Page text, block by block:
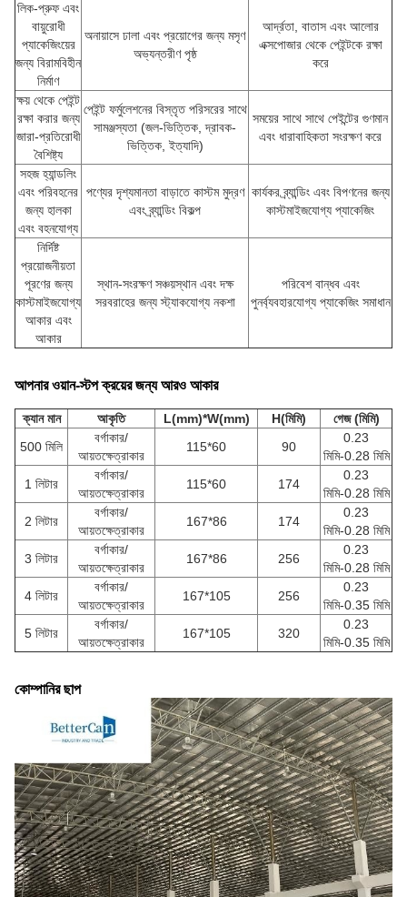
লিক-প্রুফ এবং
বায়ুরোধী
প্যাকেজিংয়ের
জন্য বিরামবিহীন
নির্মাণ
অনায়াসে ঢালা এবং প্রয়োগের জন্য মসৃণ
অভ্যন্তরীণ পৃষ্ঠ
আর্দ্রতা, বাতাস এবং আলোর
এক্সপোজার থেকে পেইন্টকে রক্ষা
করে
ক্ষয় থেকে পেইন্ট
রক্ষা করার জন্য
জারা-প্রতিরোধী
বৈশিষ্ট্য
পেইন্ট ফর্মুলেশনের বিস্তৃত পরিসরের সাথে
সামঞ্জস্যতা (জল-ভিত্তিক, দ্রাবক-
ভিত্তিক, ইত্যাদি)
সময়ের সাথে সাথে পেইন্টের গুণমান
এবং ধারাবাহিকতা সংরক্ষণ করে
সহজ হ্যান্ডলিং
এবং পরিবহনের
জন্য হালকা
এবং বহনযোগ্য
পণ্যের দৃশ্যমানতা বাড়াতে কাস্টম মুদ্রণ
এবং ব্র্যান্ডিং বিকল্প
কার্যকর ব্র্যান্ডিং এবং বিপণনের জন্য
কাস্টমাইজযোগ্য প্যাকেজিং
নির্দিষ্ট
প্রয়োজনীয়তা
পূরণের জন্য
কাস্টমাইজযোগ্য
আকার এবং
আকার
স্থান-সংরক্ষণ সঞ্চয়স্থান এবং দক্ষ
সরবরাহের জন্য স্ট্যাকযোগ্য নকশা
পরিবেশ বান্ধব এবং
পুনর্ব্যবহারযোগ্য প্যাকেজিং সমাধান
আপনার ওয়ান-স্টপ ক্রয়ের জন্য আরও আকার
ক্যান মান আকৃতি L(mm)*W(mm) H(মিমি)
গেজ (মিমি)
500 মিলি
বর্গাকার/
আয়তক্ষেত্রাকার
115*60 90
0.23
মিমি-0.28 মিমি
1 লিটার
বর্গাকার/
আয়তক্ষেত্রাকার
115*60 174
0.23
মিমি-0.28 মিমি
2 লিটার
বর্গাকার/
আয়তক্ষেত্রাকার
167*86 174
0.23
মিমি-0.28 মিমি
3 লিটার
বর্গাকার/
আয়তক্ষেত্রাকার
167*86 256
0.23
মিমি-0.28 মিমি
4 লিটার
বর্গাকার/
আয়তক্ষেত্রাকার
167*105 256
0.23
মিমি-0.35 মিমি
5 লিটার
বর্গাকার/
আয়তক্ষেত্রাকার
167*105 320
0.23
মিমি-0.35 মিমি
কোম্পানির ছাপ